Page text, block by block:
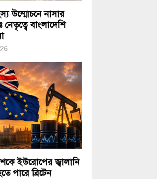
উন্মোচনে নাসার
বাংলাদেশি
ইউরোপের জ্বালানি
পারে ব্রিটেন